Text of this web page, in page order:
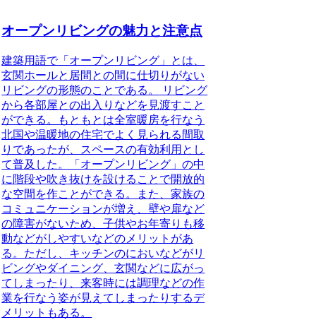
オープンリビングの魅力と注意点
建築用語で「オープンリビング」とは、
玄関ホールと居間との間に仕切りがない
リビングの形態のことである。
リビング
から各部屋との出入りなどを見渡すこと
ができる。もともとは全室暖房を行なう
北国や温暖地の住宅でよく見られる間取
りであったが、スペースの有効利用とし
て普及した。「オープンリビング」の中
に階段や吹き抜けを設けることで開放的
な空間を作ことができる。また、家族の
コミュニケーションが増え、壁や扉など
の障害がないため、子供やお年寄りも移
動などがしやすいなどのメリットがあ
る。ただし、キッチンのにおいなどがリ
ビングやダイニング、玄関などに広がっ
てしまったり、来客時には調理などの作
業を行なう姿が見えてしまったりするデ
メリットもある。